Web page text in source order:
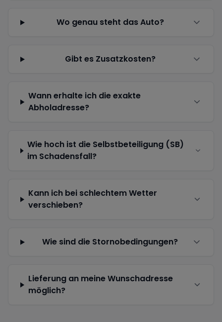
Wo genau steht das Auto?
Gibt es Zusatzkosten?
Wann erhalte ich die exakte
Abholadresse?
Wie hoch ist die Selbstbeteiligung (SB)
im Schadensfall?
Kann ich bei schlechtem Wetter
verschieben?
Wie sind die Stornobedingungen?
Lieferung an meine Wunschadresse
möglich?